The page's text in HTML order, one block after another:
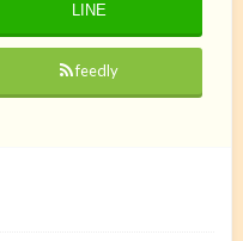
LINE
feedly